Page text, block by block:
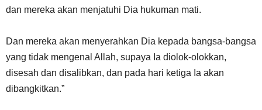
dan mereka akan menjatuhi Dia hukuman mati.
Dan mereka akan menyerahkan Dia kepada bangsa-bangsa
yang tidak mengenal Allah, supaya Ia diolok-olokkan,
disesah dan disalibkan, dan pada hari ketiga Ia akan
dibangkitkan.”